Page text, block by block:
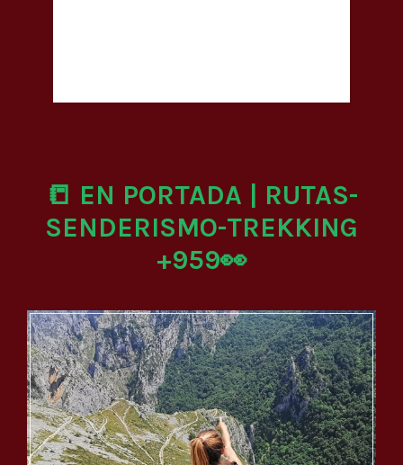
📒 EN PORTADA | RUTAS-
SENDERISMO-TREKKING
+959👀